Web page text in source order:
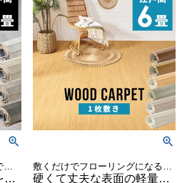
賃貸OK！畳の上に敷くだけで和室を洋室に簡単DIY フローリングカーペット
大理石やコンクリートをリアルに再現した石目調ウッドカーペット[ga60-e60-sd]
敷くだけでフローリングになる江戸間6畳ウッドカーペット
硬くて丈夫な表面の軽量ウッドカーペット GA-60 江戸間6畳用 約260×350cm (低ホルマリン・1梱包) [cpt-ga-60-e60]